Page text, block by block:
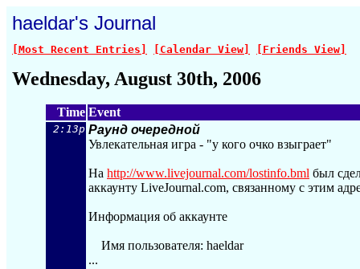
haeldar's Journal
[Most Recent Entries] [Calendar View] [Friends View]
Wednesday, August 30th, 2006
Time Event
2:13p Раунд очередной
Увлекательная игра - "у кого очко взыграет"
На http://www.livejournal.com/lostinfo.bml был
аккаунту LiveJournal.com, связанному с этим
Информация об аккаунте
Имя пользователя: haeldar
...